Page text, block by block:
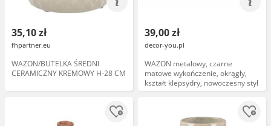
35,10 zł
fhpartner.eu
WAZON/BUTELKA ŚREDNI
CERAMICZNY KREMOWY H-28 CM
39,00 zł
decor-you.pl
WAZON metalowy, czarne
matowe wykończenie, okrągły,
kształt klepsydry, nowoczesny styl